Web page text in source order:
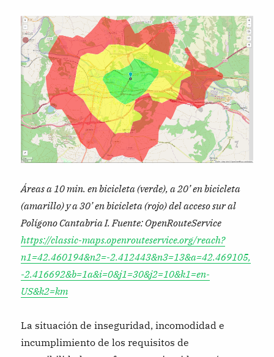
Áreas a 10 min. en bicicleta (verde), a 20’ en bicicleta
(amarillo) y a 30’ en bicicleta (rojo) del acceso sur al
Polígono Cantabria I. Fuente: OpenRouteService
https://classic-maps.openrouteservice.org/reach?
n1=42.460194&n2=-2.412443&n3=13&a=42.469105,
-2.416692&b=1a&i=0&j1=30&j2=10&k1=en-
US&k2=km
La situación de inseguridad, incomodidad e
incumplimiento de los requisitos de